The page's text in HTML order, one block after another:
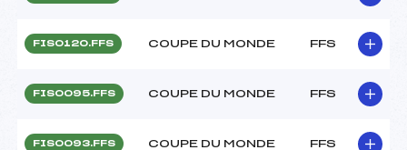
FIS0120.FFS COUPE DU MONDE FFS
FIS0095.FFS COUPE DU MONDE FFS
FIS0093.FFS COUPE DU MONDE FFS